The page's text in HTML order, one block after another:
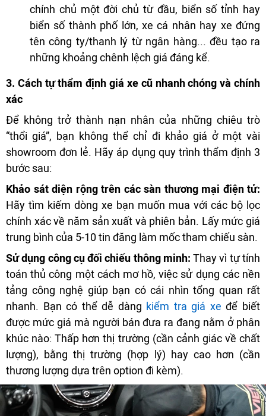
chính chủ một đời chủ từ đầu, biển số tỉnh hay
biển số thành phố lớn, xe cá nhân hay xe đứng
tên công ty/thanh lý từ ngân hàng... đều tạo ra
những khoảng chênh lệch giá đáng kể.
3. Cách tự thẩm định giá xe cũ nhanh chóng và chính
xác
Để không trở thành nạn nhân của những chiêu trò
“thổi giá”, bạn không thể chỉ đi khảo giá ở một vài
showroom đơn lẻ. Hãy áp dụng quy trình thẩm định 3
bước sau:
Khảo sát diện rộng trên các sàn thương mại điện tử:
Hãy tìm kiếm dòng xe bạn muốn mua với các bộ lọc
chính xác về năm sản xuất và phiên bản. Lấy mức giá
trung bình của 5-10 tin đăng làm mốc tham chiếu sàn.
Sử dụng công cụ đối chiếu thông minh: Thay vì tự tính
toán thủ công một cách mơ hồ, việc sử dụng các nền
tảng công nghệ giúp bạn có cái nhìn tổng quan rất
nhanh. Bạn có thể dễ dàng kiểm tra giá xe để biết
được mức giá mà người bán đưa ra đang nằm ở phân
khúc nào: Thấp hơn thị trường (cần cảnh giác về chất
lượng), bằng thị trường (hợp lý) hay cao hơn (cần
thương lượng dựa trên option đi kèm).